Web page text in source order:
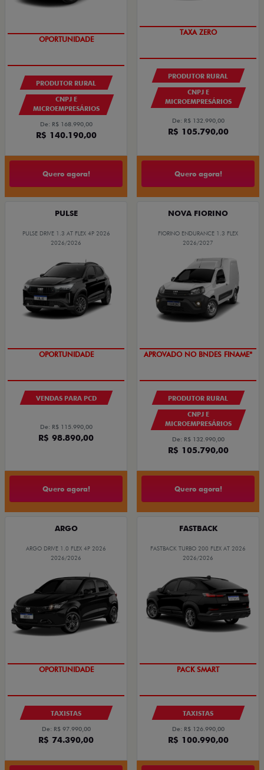
GRANDE CHANCE FIAT
PRODUTOR RURAL
CNPJ E
MICROEMPRESÁRIOS
De: R$ 168.990,00
R$ 140.190,00
Quero agora!
TAXA ZERO
PRODUTOR RURAL
CNPJ E
MICROEMPRESÁRIOS
De: R$ 132.990,00
R$ 105.790,00
Quero agora!
PULSE
PULSE DRIVE 1.3 AT FLEX 4P 2026
2026/2026
OPORTUNIDADE
VENDAS PARA PCD
De: R$ 115.990,00
R$ 98.890,00
Quero agora!
NOVA FIORINO
FIORINO ENDURANCE 1.3 FLEX
2026/2027
APROVADO NO BNDES FINAME*
PRODUTOR RURAL
CNPJ E
MICROEMPRESÁRIOS
De: R$ 132.990,00
R$ 105.790,00
Quero agora!
ARGO
ARGO DRIVE 1.0 FLEX 4P 2026
2026/2026
OPORTUNIDADE
TAXISTAS
De: R$ 97.990,00
R$ 74.390,00
FASTBACK
FASTBACK TURBO 200 FLEX AT 2026
2026/2026
PACK SMART
TAXISTAS
De: R$ 126.990,00
R$ 100.990,00